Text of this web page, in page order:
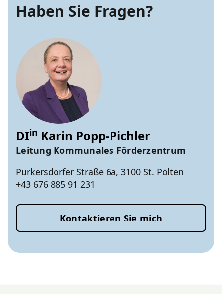
Haben Sie Fragen?
DIin Karin Popp-Pichler
Leitung Kommunales Förderzentrum
Purkersdorfer Straße 6a, 3100 St. Pölten
+43 676 885 91 231
Kontaktieren Sie mich